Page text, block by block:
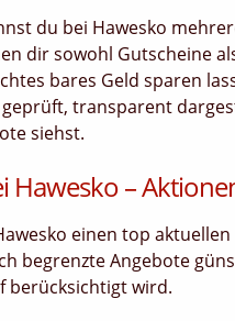
du bei Hawesko
dir sowohl Gutscheine
bares Geld sparen
transparent
siehst.
Hawesko –
einen top
begrenzte Angebote
berücksichtigt wird.